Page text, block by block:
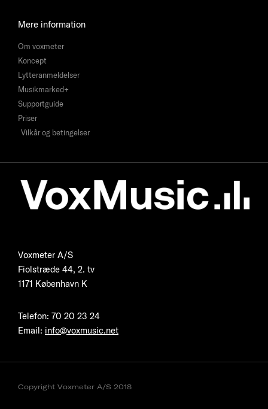
Mere information
Om voxmeter
Koncept
Lytteranmeldelser
Musikmarked+
Supportguide
Priser
Vilkår og betingelser
Voxmeter A/S
Fiolstræde 44, 2. tv
1171 København K
Telefon: 70 20 23 24
Email: info@voxmusic.net
Copyright Voxmeter A/S 2018